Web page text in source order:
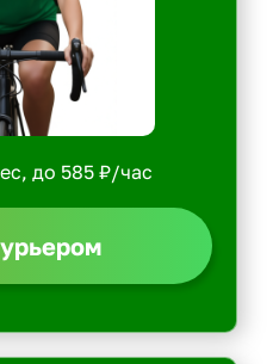
до 585 ₽/час